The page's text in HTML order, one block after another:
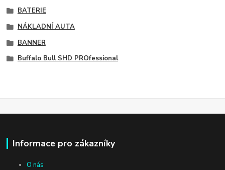
BATERIE
NÁKLADNÍ AUTA
BANNER
Buffalo Bull SHD PROfessional
Informace pro zákazníky
O nás